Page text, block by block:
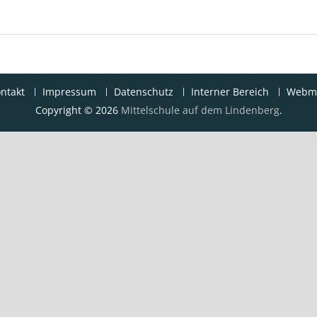
Impressum Datenschutz Interner Bereich
Copyright © 2026 Mittelschule auf dem Lindenberg.